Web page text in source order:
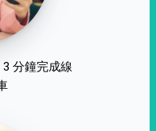
分鐘完成線